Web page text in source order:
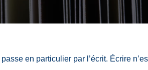
en particulier par l’écrit. Écrire